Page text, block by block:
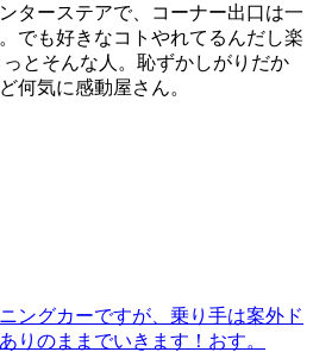
ターステアで、コーナー出口は一
でも好きなコトやれてるんだし楽
とそんな人。恥ずかしがりだか
何気に感動屋さん。
ングカーですが、乗り手は案外ド
りのままでいきます！おす。